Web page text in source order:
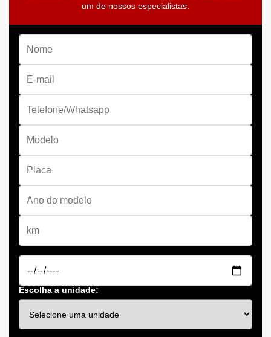
um de nossos especialistas:
Escolha a unidade: